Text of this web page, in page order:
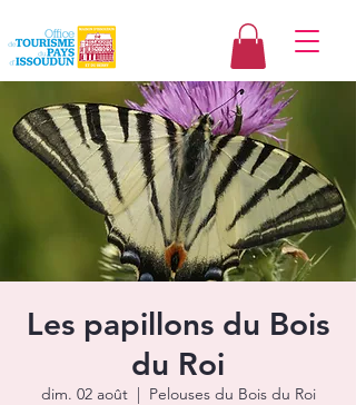
Les papillons du Bois
du Roi
dim. 02 août
  |
Pelouses du Bois du Roi